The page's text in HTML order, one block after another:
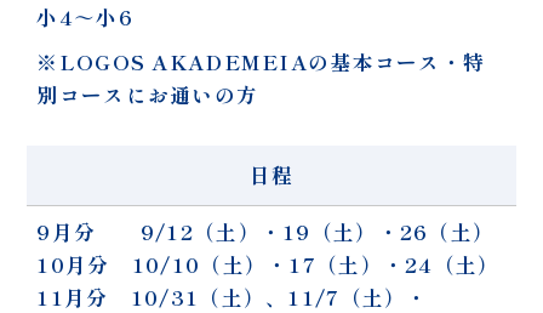
小4～小6
※LOGOS AKADEMEIAの基本コース・特
別コースにお通いの方
日程
9月分 9/12（土）・19（土）・26（土）
10月分 10/10（土）・17（土）・24（土）
11月分 10/31（土）、11/7（土）・